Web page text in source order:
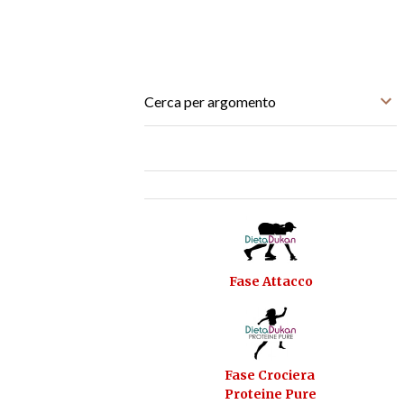
Cerca per argomento
Fase Attacco
Fase Crociera
Proteine Pure